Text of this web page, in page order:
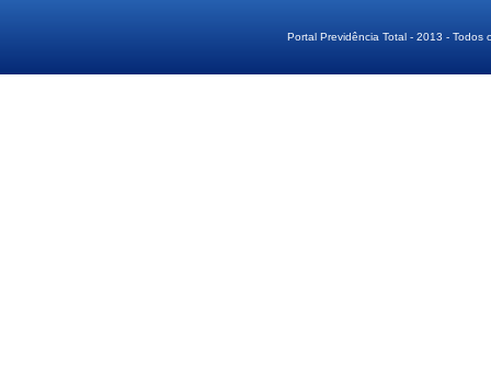
Portal Previdência Total - 2013 - Todos